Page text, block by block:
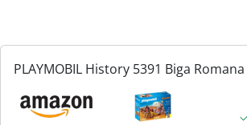
PLAYMOBIL History 5391 Biga
Appassionati di Storia dai 4 Anni